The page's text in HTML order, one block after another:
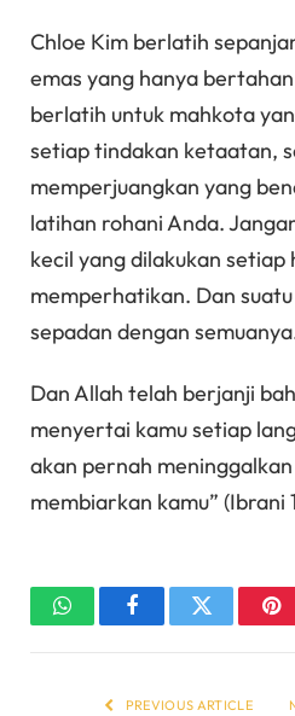
Chloe Kim berlatih
emas yang hanya
berlatih untuk mahkota
setiap tindakan ketaatan,
memperjuangkan yang
latihan rohani Anda.
kecil yang dilakukan setiap
memperhatikan. Dan
sepadan dengan
Dan Allah telah berjanji
menyertai kamu setiap
akan pernah
membiarkan kamu” (Ibrani
WhatsAppFacebookTwitter
PREVIOUS ARTICLE